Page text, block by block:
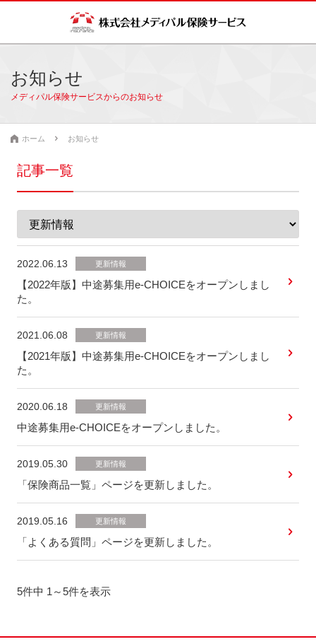
お知らせ
メディパル保険サービスからのお知らせ
ホーム お知らせ
記事一覧
2022.06.13 更新情報
【2022年版】中途募集用e-CHOICEをオープンしまし
た。
2021.06.08 更新情報
【2021年版】中途募集用e-CHOICEをオープンしまし
た。
2020.06.18 更新情報
中途募集用e-CHOICEをオープンしました。
2019.05.30 更新情報
「保険商品一覧」ページを更新しました。
2019.05.16 更新情報
「よくある質問」ページを更新しました。
5件中 1～5件を表示